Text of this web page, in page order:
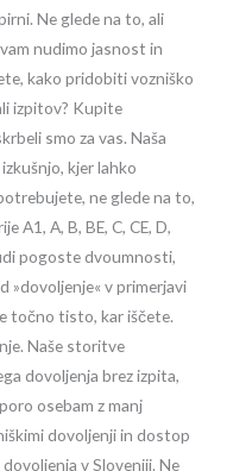
Ne glede na to, ali
nudimo jasnost in
kako pridobiti vozniško
izpitov? Kupite
smo za vas. Naša
kjer lahko
ne glede na to,
A1, A, B, BE, C, CE, D,
pogoste dvoumnosti,
»dovoljenje« v primerjavi
točno tisto, kar iščete.
Naše storitve
dovoljenja brez izpita,
osebam z manj
dovoljenji in dostop
v Sloveniji. Ne